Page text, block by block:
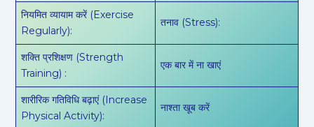
नियमित व्यायाम करें (Exercise
Regularly):
तनाव (Stress):
शक्ति प्रशिक्षण (Strength
Training) :
एक बार में ना खाएं
शारीरिक गतिविधि बढ़ाएं (Increase
Physical Activity):
नाश्ता खूब करें